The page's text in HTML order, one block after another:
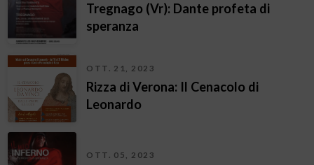
Tregnago (Vr): Dante profeta di
speranza
OTT. 21, 2023
Rizza di Verona: Il Cenacolo di
Leonardo
OTT. 05, 2023